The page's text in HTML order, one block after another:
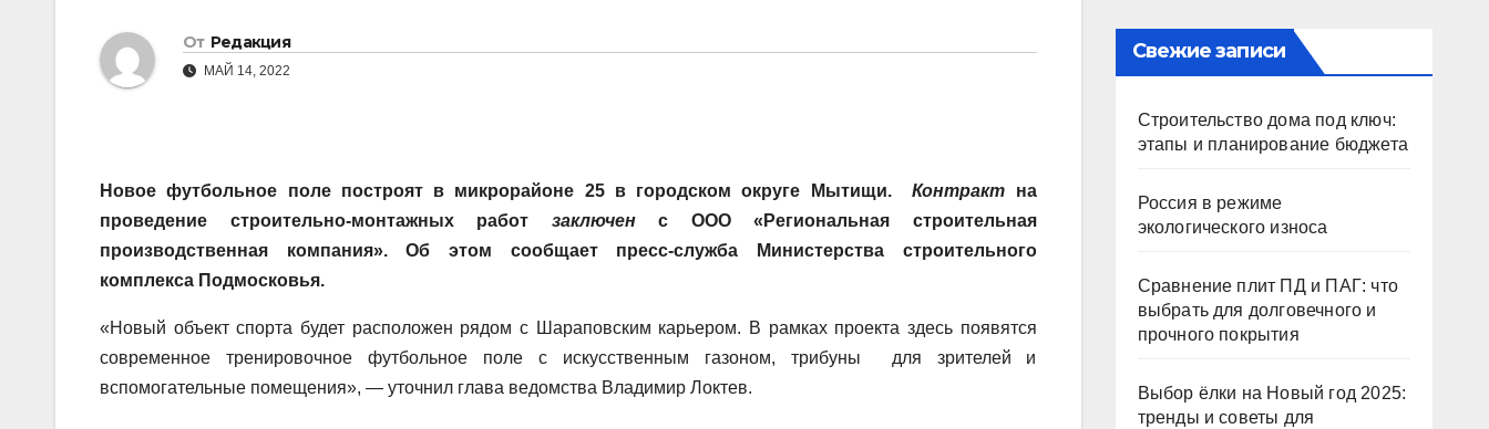
От Редакция
МАЙ 14, 2022
Новое футбольное поле построят в микрорайоне 25 в городском округе Мытищи.Контракт на
проведение строительно-монтажных работ заключенс ООО «Региональная строительная
производственная компания». Об этом сообщает пресс-служба Министерства строительного
комплекса Подмосковья.
«Новый объект спорта будет расположен рядом с Шараповским карьером. В рамках проекта здесь появятся
современное тренировочное футбольное поле с искусственным газоном, трибуны для зрителей и
вспомогательные помещения», — уточнил глава ведомства Владимир Локтев.
Свежие записи
Строительство дома под ключ:
этапы и планирование бюджета
Россия в режиме
экологического износа
Сравнение плит ПД и ПАГ: что
выбрать для долговечного и
прочного покрытия
Выбор ёлки на Новый год 2025:
тренды и советы для